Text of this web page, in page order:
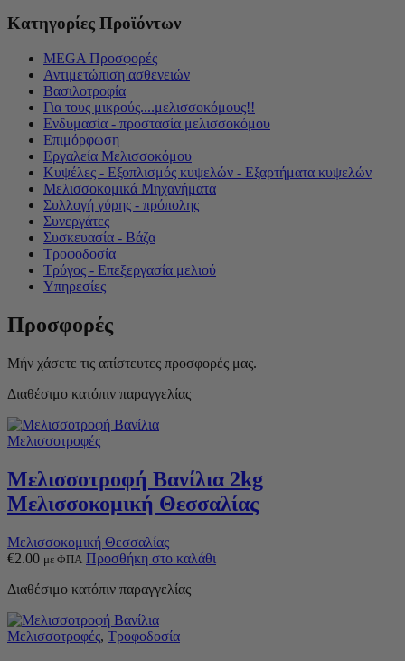
Κατηγορίες Προϊόντων
MEGA Προσφορές
Αντιμετώπιση ασθενειών
Βασιλοτροφία
Για τους μικρούς....μελισσοκόμους!!
Ενδυμασία - προστασία μελισσοκόμου
Επιμόρφωση
Εργαλεία Μελισσοκόμου
Κυψέλες - Εξοπλισμός κυψελών - Εξαρτήματα κυψελών
Μελισσοκομικά Μηχανήματα
Συλλογή γύρης - πρόπολης
Συνεργάτες
Συσκευασία - Βάζα
Τροφοδοσία
Τρύγος - Επεξεργασία μελιού
Υπηρεσίες
Προσφορές
Μήν χάσετε τις απίστευτες προσφορές μας.
Διαθέσιμο κατόπιν παραγγελίας
Μελισσοτροφές
Μελισσοτροφή Βανίλια 2kg
Μελισσοκομική Θεσσαλίας
Μελισσοκομική Θεσσαλίας
€2.00 με ΦΠΑ Προσθήκη στο καλάθι
Διαθέσιμο κατόπιν παραγγελίας
Μελισσοτροφές, Τροφοδοσία